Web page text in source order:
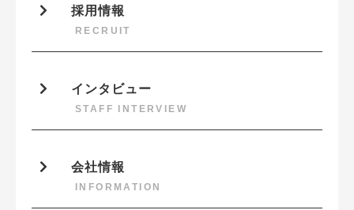
採用情報
RECRUIT
インタビュー
STAFF INTERVIEW
会社情報
INFORMATION